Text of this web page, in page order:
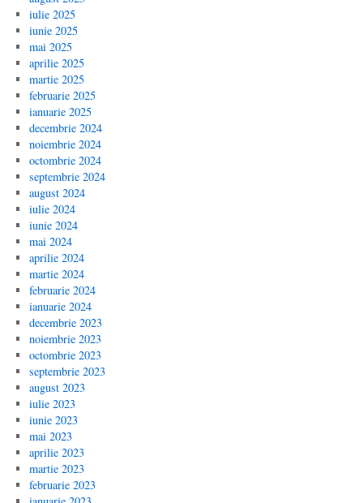
iulie 2025
iunie 2025
mai 2025
aprilie 2025
martie 2025
februarie 2025
ianuarie 2025
decembrie 2024
noiembrie 2024
octombrie 2024
septembrie 2024
august 2024
iulie 2024
iunie 2024
mai 2024
aprilie 2024
martie 2024
februarie 2024
ianuarie 2024
decembrie 2023
noiembrie 2023
octombrie 2023
septembrie 2023
august 2023
iulie 2023
iunie 2023
mai 2023
aprilie 2023
martie 2023
februarie 2023